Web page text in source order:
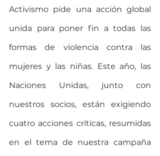
Activismo pide una acción global
unida para poner fin a todas las
formas de violencia contra las
mujeres y las niñas. Este año, las
Naciones Unidas, junto con
nuestros socios, están exigiendo
cuatro acciones críticas, resumidas
en el tema de nuestra campaña